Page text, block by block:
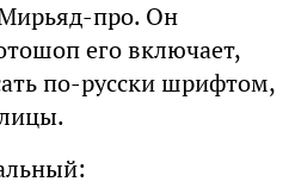
про. Он
его включает,
по-русски шрифтом,